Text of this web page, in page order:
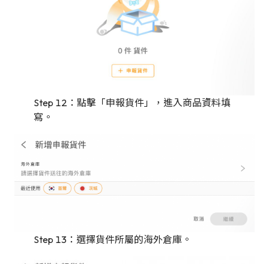
Step 12：點擊「申報貨件」，進入商品資料填
寫。
Step 13：選擇貨件所屬的海外倉庫。